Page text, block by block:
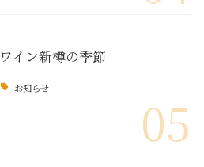
ワイン新樽の季節
お知らせ
05